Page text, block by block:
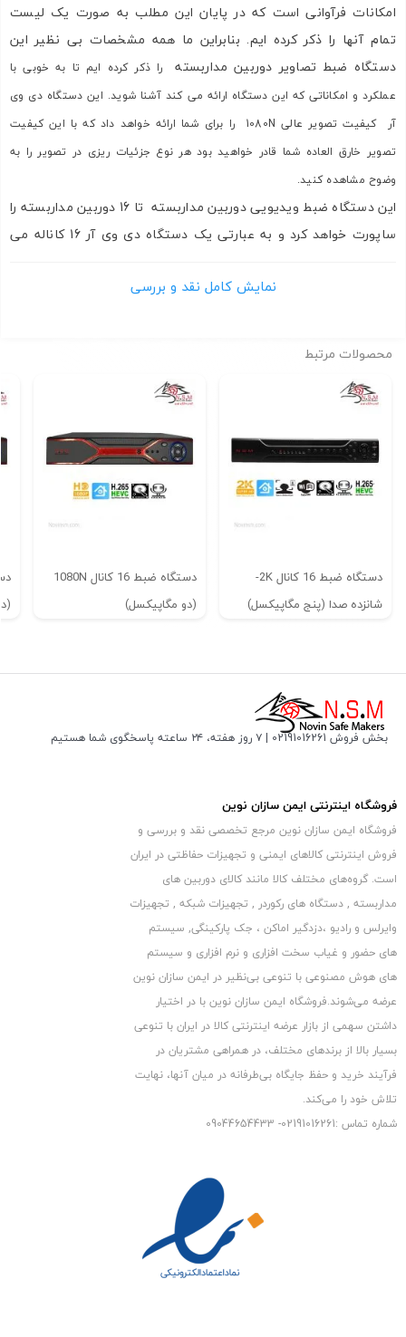
امکانات فرآوانی است که در پایان این مطلب به صورت یک لیست
تمام آنها را ذکر کرده ایم. بنابراین ما همه مشخصات بی نظیر این
دستگاه ضبط تصاویر دوربین مداربسته
را ذکر کرده ایم تا به خوبی با
عملکرد و امکاناتی که این دستگاه ارائه می کند آشنا شوید. این دستگاه دی وی
آر کیفیت تصویر عالی 1080N را برای شما ارائه خواهد داد که با این کیفیت
تصویر خارق العاده شما قادر خواهید بود هر نوع جزئیات ریزی در تصویر را به
وضوح مشاهده کنید.
این دستگاه ضبط ویدیویی دوربین مداربسته تا 16 دوربین مداربسته را
ساپورت خواهد کرد و به عبارتی یک دستگاه دی وی آر 16 کاناله می
همچنین این دستگاه DVR دارای منوی فارسی و تاریخ شمسی می باشد که
باعث می شود کار کردن با آن بسیار آسان باشد و به راحتی بتوانید تنظیمات
باشد.
کاناله1080N برند HIDEVISION :
دارای کیفیت تصویر1080N
پشتیبانی از 16 دوربین مداربسته (دستگاه دی وی آر 16 کاناله)
دارای 2 درگاه خروجی صدا جهت دریافت صدا از 2 دوربین مداربسته
تصاویر بر روی تلویزیون یا مانیتور
روی فلش مموری و اتصال موس
دارای منوی فارسی و تاریخ هجری شمسی
نمایش کامل نقد و بررسی
محصولات مرتبط
دستگاه ضبط 16 کانال 2K-
شانزده صدا (پنج مگاپیکسل)
دستگاه ضبط 16 کانال 1080N
(دو مگاپیکسل)
بخش فروش 02191016261 | ۷ روز هفته، ۲۴ ساعته پاسخگوی شما هستیم
فروشگاه اینترنتی ایمن سازان نوین
فروشگاه ایمن سازان نوین مرجع تخصصی نقد و بررسی و
فروش اینترنتی کالاهای ایمنی و تجهیزات حفاظتی در ایران
است. گروه‏‏‌های مختلف کالا مانند کالای دوربین های
مداربسته , دستگاه های رکوردر , تجهیزات شبکه , تجهیزات
وایرلس و رادیو ،دزدگیر اماکن ، جک پارکینگی, سیستم
های حضور و غیاب سخت افزاری و نرم افزاری و سیستم
های هوش مصنوعی با تنوعی بی‌نظیر در ایمن سازان نوین
عرضه می‏‏‏‌شوند.فروشگاه ایمن سازان نوین با در اختیار
داشتن سهمی از بازار عرضه اینترنتی کالا در ایران با تنوعی
بسیار بالا از برندهای مختلف، در همراهی مشتریان در
فرآیند خرید و حفظ جایگاه بی‏‏‏‌طرفانه در میان آنها، نهایت
تلاش خود را می‌‏‏کند.
شماره تماس :02191016261- 09044654433
ارسال